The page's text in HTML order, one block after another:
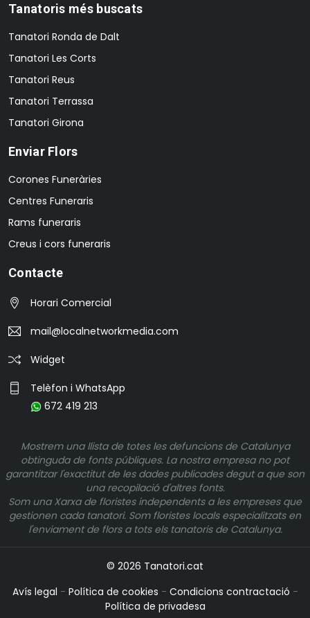
Tanatoris més buscats
Tanatori Ronda de Dalt
Tanatori Les Corts
Tanatori Reus
Tanatori Terrassa
Tanatori Girona
Enviar Flors
Corones Funeràries
Centres Funeraris
Rams funeraris
Creus i cors funeraris
Contacte
Horari Comercial
mail@localnetworkmedia.com
Widget
Telèfon i WhatsApp
672 419 213
Mostrem una llista de totes les defuncions de Catalunya
obtinguda de fonts públiques. La nostra empresa no pot
garantitzar l'exactitut de les dades publicades degut a que son
una recopilació d'altres fonts.
Som una Xarxa de floristes independents a les empreses que
gestionen cada tanatori. Som floristes locals especialitzats en
l'enviament de flors a tots els tanatoris de Catalunya.
© 2026 Tanatori.cat
Avís legal - Política de cookies - Condicions contractació -
Política de privadesa